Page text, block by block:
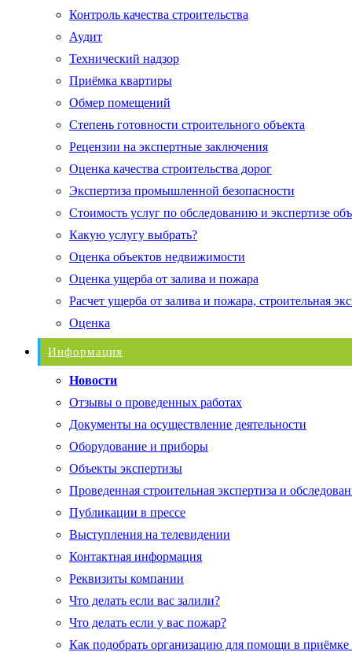
Контроль качества строительства
Аудит
Технический надзор
Приёмка квартиры
Обмер помещений
Степень готовности строительного объекта
Рецензии на экспертные заключения
Оценка качества строительства дорог
Экспертиза промышленной безопасности
Стоимость услуг по обследованию и экспертизе
Какую услугу выбрать?
Оценка объектов недвижимости
Оценка ущерба от залива и пожара
Расчет ущерба от залива и пожара, строительная
Оценка
Информация
Новости
Отзывы о проведенных работах
Документы на осуществление деятельности
Оборудование и приборы
Объекты экспертизы
Проведенная строительная экспертиза и
Публикации в прессе
Выступления на телевидении
Контактная информация
Реквизиты компании
Что делать если вас залили?
Что делать если у вас пожар?
Как подобрать организацию для помощи в приёмке